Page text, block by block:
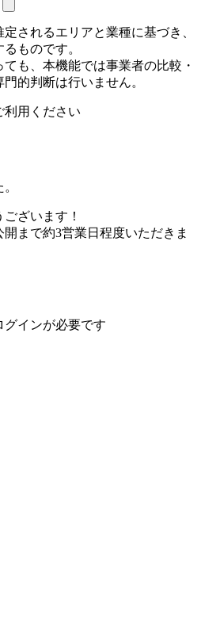
されるエリアと業種に基づき、
ものです。
も、本機能では事業者の比較・
的判断は行いません。
利用ください
ざいます！
まで約3営業日程度いただきま
インが必要です